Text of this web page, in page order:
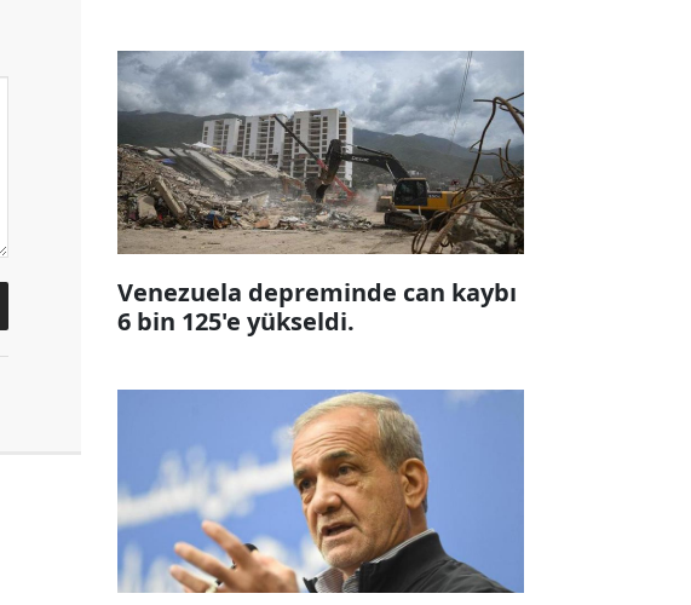
Venezuela depreminde can kaybı
6 bin 125'e yükseldi.